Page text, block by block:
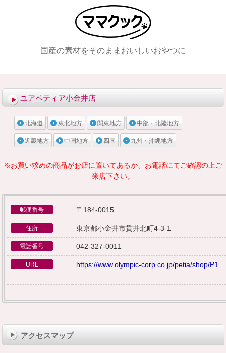
国産の素材をそのままおいしいおやつに
ユアペティア小金井店
北海道 東北地方 関東地方 中部・北陸地方
近畿地方 中国地方 四国 九州・沖縄地方
※お買い求めの商品がお店に置いてあるか、お電話にてご確認の上ご
来店下さい。
郵便番号 〒184-0015
住所 東京都小金井市貫井北町4-3-1
電話番号 042-327-0011
URL https://www.olympic-corp.co.jp/petia/shop/P1
アクセスマップ